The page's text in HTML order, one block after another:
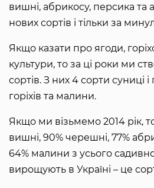
вишні, абрикосу, персика та
нових сортів і тільки за
Якщо казати про ягоди,
культури, то за ці роки ми
сортів. З них 4 сорти суниці
горіхів та малини.
Якщо ми візьмемо 2014 рік,
вишні, 90% черешні, 77%
64% малини з усього
вирощують в Україні – це